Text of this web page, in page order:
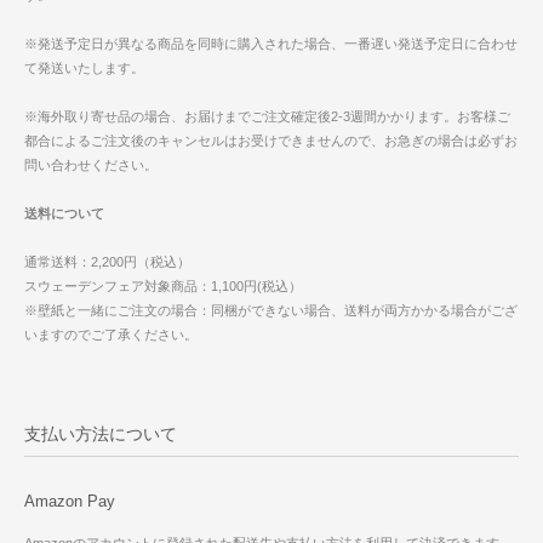
※発送予定日が異なる商品を同時に購入された場合、一番遅い発送予定日に合わせ
て発送いたします。
※海外取り寄せ品の場合、お届けまでご注文確定後2-3週間かかります。お客様ご
都合によるご注文後のキャンセルはお受けできませんので、お急ぎの場合は必ずお
問い合わせください。
送料について
通常送料：2,200円（税込）
スウェーデンフェア対象商品：1,100円(税込）
※壁紙と一緒にご注文の場合：同梱ができない場合、送料が両方かかる場合がござ
いますのでご了承ください。
支払い方法について
Amazon Pay